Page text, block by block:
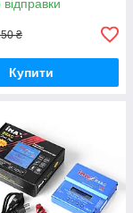
₴
Купити